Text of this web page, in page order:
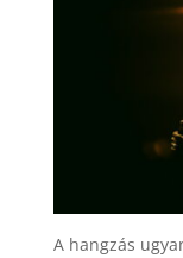
A hangzás